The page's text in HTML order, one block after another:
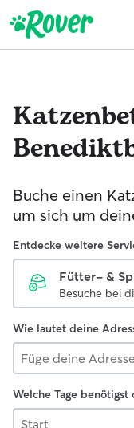
Buche einen
um sich um
Entdecke weitere
Fütter- &
Besuche bei
Wie lautet deine
Welche Tage benötigst
Start